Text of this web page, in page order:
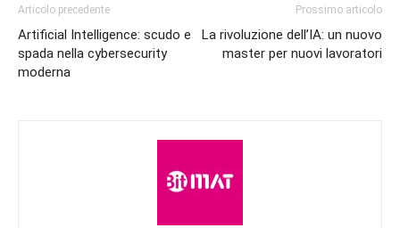
Articolo precedente
Artificial Intelligence: scudo e
spada nella cybersecurity
moderna
Prossimo articolo
La rivoluzione dell’IA: un nuovo
master per nuovi lavoratori